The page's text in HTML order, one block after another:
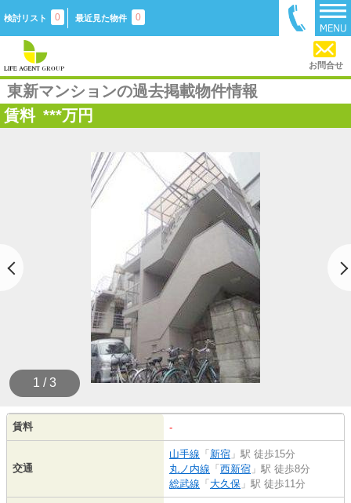
検討リスト 0 最近見た物件 0
お問合せ
東新マンションの過去掲載物件情報
賃料 ***万円
1 / 3
賃料 -
交通
山手線 「 新宿 」駅 徒歩15分
丸ノ内線 「 西新宿 」駅 徒歩8分
総武線 「 大久保 」駅 徒歩11分